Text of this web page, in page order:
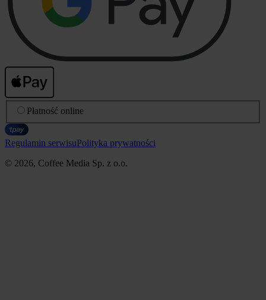
Płatność online
Regulamin serwisuPolityka prywatności
© 2026, Coffee Media Sp. z o.o.